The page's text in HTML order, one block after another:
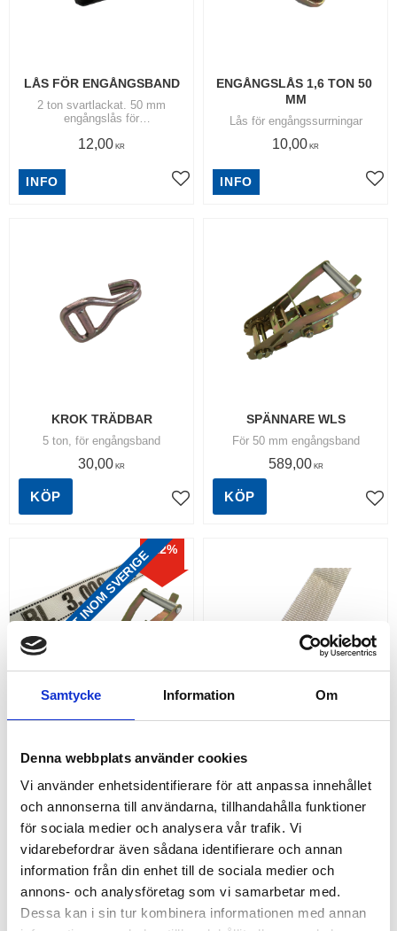
Samtycke Information Om
Denna webbplats använder cookies
Vi använder enhetsidentifierare för att anpassa innehållet
och annonserna till användarna, tillhandahålla funktioner
för sociala medier och analysera vår trafik. Vi
vidarebefordrar även sådana identifierare och annan
information från din enhet till de sociala medier och
annons- och analysföretag som vi samarbetar med.
Dessa kan i sin tur kombinera informationen med annan
LÅS FÖR ENGÅNGSBAND
2 ton svartlackat. 50 mm
engångslås för
12,00 KR
Lägg till i favoriter
INFO
ENGÅNGSLÅS 1,6 TON 50
MM
Lås för engångssurrningar
10,00 KR
INFO
KROK TRÄDBAR
5 ton, för engångsband
30,00 KR
Lägg till i favoriter
KÖP
SPÄNNARE WLS
För 50 mm engångsband
589,00KR
KÖP
ENGÅNGSSURRNING
Band, lås och spännare
2 158,00
2 464,00
12%
FRAKTFRITT INOM SVERIGE
Lägg till i favoriter
KÖP
995,00
KÖP
RELATERADE PRODUKTER